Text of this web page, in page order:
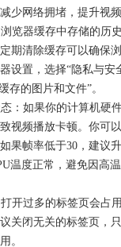
少网络拥堵，提升视频
览器缓存中存储的历
期清除缓存可以确保
设置，选择“隐私与安
存的图片和文件”。
：如果你的计算机硬
视频播放卡顿。你可
果帧率低于30，建议
温度正常，避免因高
开过多的标签页会占
关闭无关的标签页，
。